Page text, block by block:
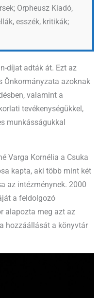
Orpheusz Kiadó,
esszék, kritikák;
díjat adták át. Ezt az
Önkormányzata azoknak
valamint a
tevékenységükkel,
munkásságukkal
Varga Kornélia a Csuka
kapta, aki több mint két
az intézménynek. 2000
a feldolgozó
alapozta meg azt az
hozzáállását a könyvtár